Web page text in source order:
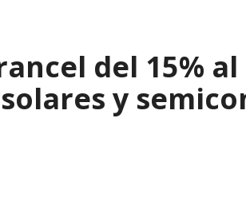
del 15%
y